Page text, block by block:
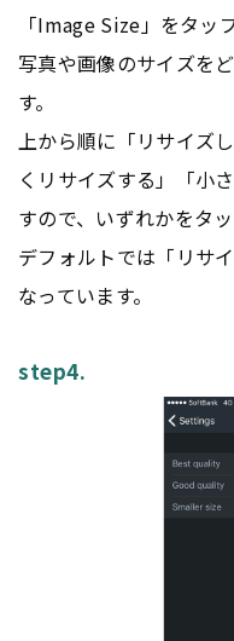
「Image Size」をタッ
写真や画像のサイズを
す。
上から順に「リサイズ
くリサイズする」「小
すので、いずれかをタ
デフォルトでは「リサ
なっています。
step4.